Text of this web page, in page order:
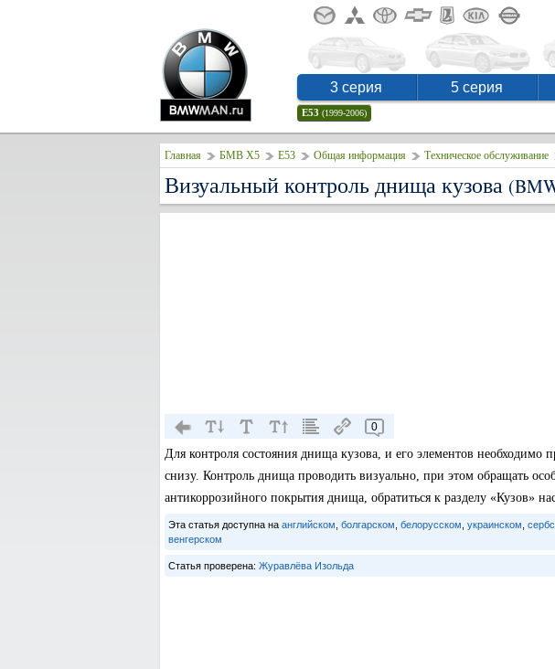
3 серия 5 серия
E53 (1999-2006)
Главная БМВ Х5 E53 Общая информация Техническое обслуживание
Визуальный контроль днища кузова
0
Для контроля состояния днища кузова, и его элементов необходимо
снизу. Контроль днища проводить визуально, при этом обращать
антикоррозийного покрытия днища, обратиться к разделу «Кузов»
Эта статья доступна на английском болгарском белорусском украинском
венгерском
Статья проверена: Журавлёва Изольда